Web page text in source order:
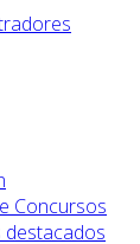
Concursos
destacados